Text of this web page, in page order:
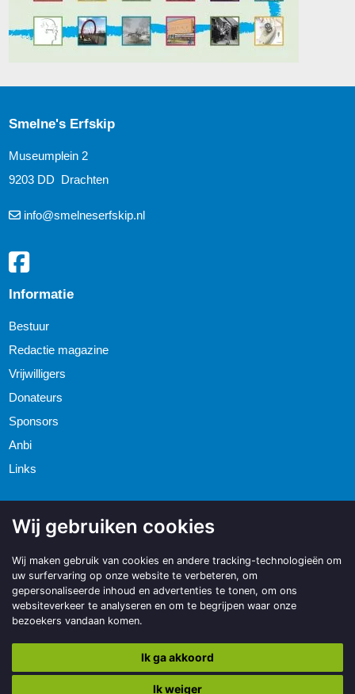
Wij gebruiken cookies
Wij maken gebruik van cookies en andere tracking-technologieën om
uw surfervaring op onze website te verbeteren, om
gepersonaliseerde inhoud en advertenties te tonen, om ons
websiteverkeer te analyseren en om te begrijpen waar onze
bezoekers vandaan komen.
Ik ga akkoord
Ik weiger
Smelne's Erfskip
Museumplein 2
9203 DD Drachten
info@smelneserfskip.nl
Informatie
Bestuur
Redactie magazine
Vrijwilligers
Donateurs
Sponsors
Anbi
Links
BO. Be Original